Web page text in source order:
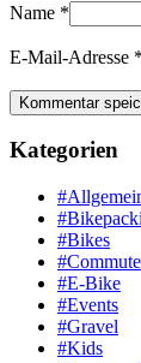
Name *
E-Mail-Adresse *
Kategorien
#Bikes
#E-Bike
#Events
#Gravel
#Kids